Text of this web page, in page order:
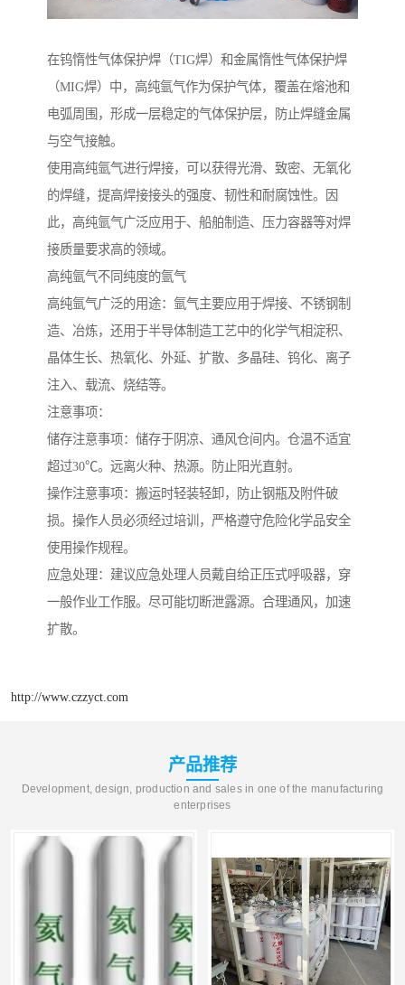
在钨惰性气体保护焊（TIG焊）和金属惰性气体保护焊
（MIG焊）中，高纯氩气作为保护气体，覆盖在熔池和
电弧周围，形成一层稳定的气体保护层，防止焊缝金属
与空气接触。
使用高纯氩气进行焊接，可以获得光滑、致密、无氧化
的焊缝，提高焊接接头的强度、韧性和耐腐蚀性。因
此，高纯氩气广泛应用于、船舶制造、压力容器等对焊
接质量要求高的领域。
高纯氩气不同纯度的氩气
高纯氩气广泛的用途：氩气主要应用于焊接、不锈钢制
造、冶炼，还用于半导体制造工艺中的化学气相淀积、
晶体生长、热氧化、外延、扩散、多晶硅、钨化、离子
注入、载流、烧结等。
注意事项：
储存注意事项：储存于阴凉、通风仓间内。仓温不适宜
超过30℃。远离火种、热源。防止阳光直射。
操作注意事项：搬运时轻装轻卸，防止钢瓶及附件破
损。操作人员必须经过培训，严格遵守危险化学品安全
使用操作规程。
应急处理：建议应急处理人员戴自给正压式呼吸器，穿
一般作业工作服。尽可能切断泄露源。合理通风，加速
扩散。
http://www.czzyct.com
产品推荐
Development, design, production and sales in one of the manufacturing
enterprises